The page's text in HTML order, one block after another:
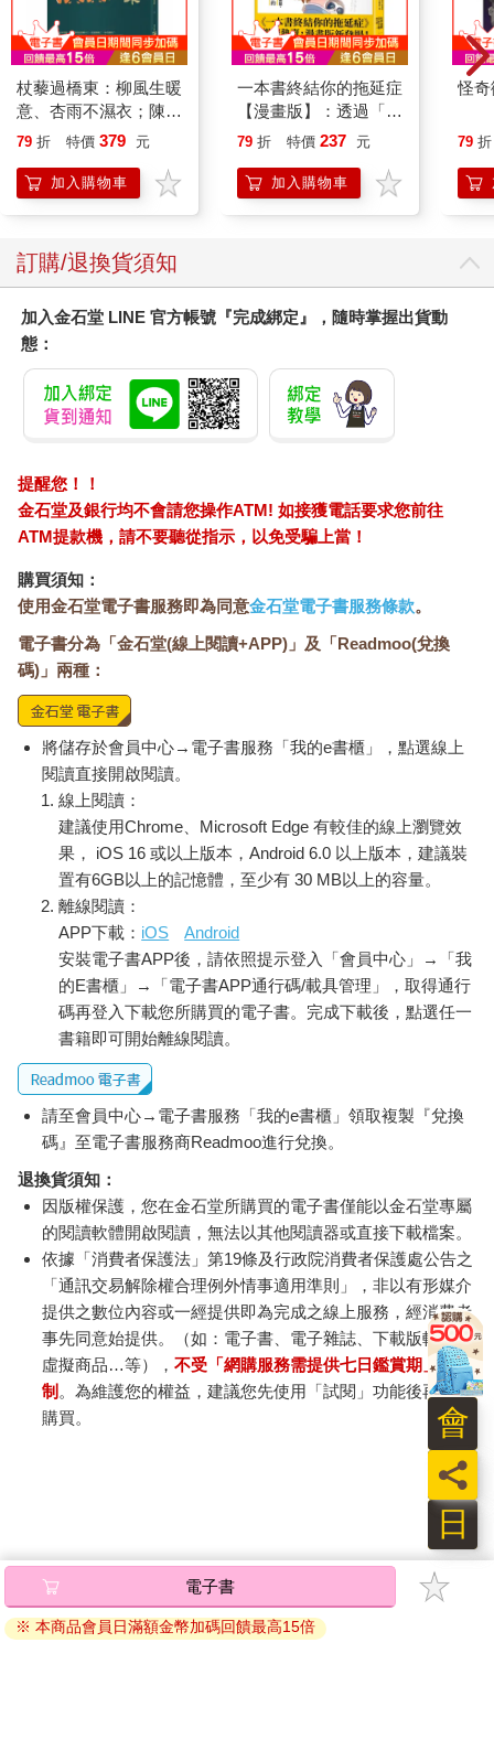
杖藜過橋東：柳風生暖
意、杏雨不濕衣；陳亮
恭談以心轉境的適齡漫
79 折 特價 379 元
加入購物車
一本書終結你的拖延症
【漫畫版】：透過「小
行動」打開大腦的行動
「行動派」的37個科
學方法
79 折 特價 237 元
加入購物車
怪
79 折
訂購/退換貨須知
加入金石堂 LINE 官方帳號『完成綁定』，隨時掌握出貨動
態：
提醒您！！
金石堂及銀行均不會請您操作ATM! 如接獲電話要求您前往
ATM提款機，請不要聽從指示，以免受騙上當！
購買須知：
使用金石堂電子書服務即為同意金石堂電子書服務條款。
電子書分為「金石堂(線上閱讀+APP)」及「Readmoo(兌換
碼)」兩種：
將儲存於會員中心→電子書服務「我的e書櫃」，點選線上
閱讀直接開啟閱讀。
線上閱讀：
建議使用Chrome、Microsoft Edge 有較佳的線上瀏覽效
果， iOS 16 或以上版本，Android 6.0 以上版本，建議裝
置有6GB以上的記憶體，至少有 30 MB以上的容量。
離線閱讀：
APP下載： iOS
Android
安裝電子書APP後，請依照提示登入「會員中心」→「我
的E書櫃」→「電子書APP通行碼/載具管理」，取得通行
碼再登入下載您所購買的電子書。完成下載後，點選任一
書籍即可開始離線閱讀。
請至會員中心→電子書服務「我的e書櫃」領取複製『兌換
碼』至電子書服務商Readmoo進行兌換。
退換貨須知：
因版權保護，您在金石堂所購買的電子書僅能以金石堂專屬
的閱讀軟體開啟閱讀，無法以其他閱讀器或直接下載檔案。
依據「消費者保護法」第19條及行政院消費者保護處公告之
「通訊交易解除權合理例外情事適用準則」，非以有形媒介
提供之數位內容或一經提供即為完成之線上服務，經消費者
事先同意始提供。（如：電子書、電子雜誌、下載版軟體、
虛擬商品…等），不受「網購服務需提供七日鑑賞期」的限
制 。為維護您的權益，建議您先使用「試閱」功能後再付款
購買。
電子書
※ 本商品會員日滿額金幣加碼回饋最高15倍
日
員
會